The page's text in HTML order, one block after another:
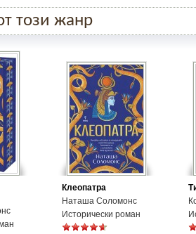
този жанр
Клеопатра
Наташа Соломонс
Исторически роман